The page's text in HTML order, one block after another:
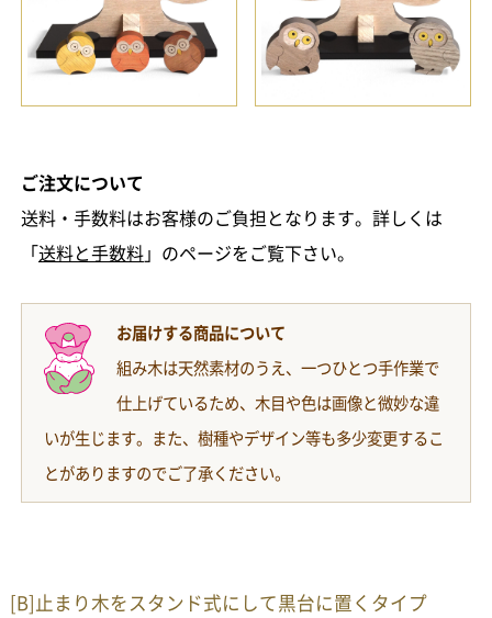
ご注文について
送料・手数料はお客様のご負担となります。詳しくは
「送料と手数料」のページをご覧下さい。
お届けする商品について
組み木は天然素材のうえ、一つひとつ手作業で
仕上げているため、木目や色は画像と微妙な違
いが生じます。また、樹種やデザイン等も多少変更するこ
とがありますのでご了承ください。
[B]止まり木をスタンド式にして黒台に置くタイプ